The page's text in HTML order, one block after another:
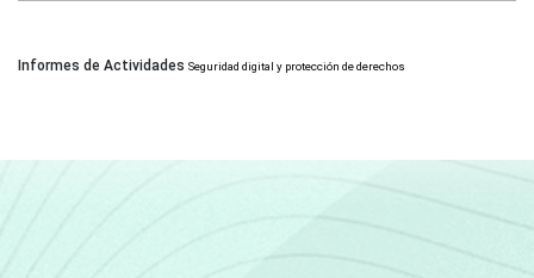
Informes de Actividades Seguridad digital y protección de derechos